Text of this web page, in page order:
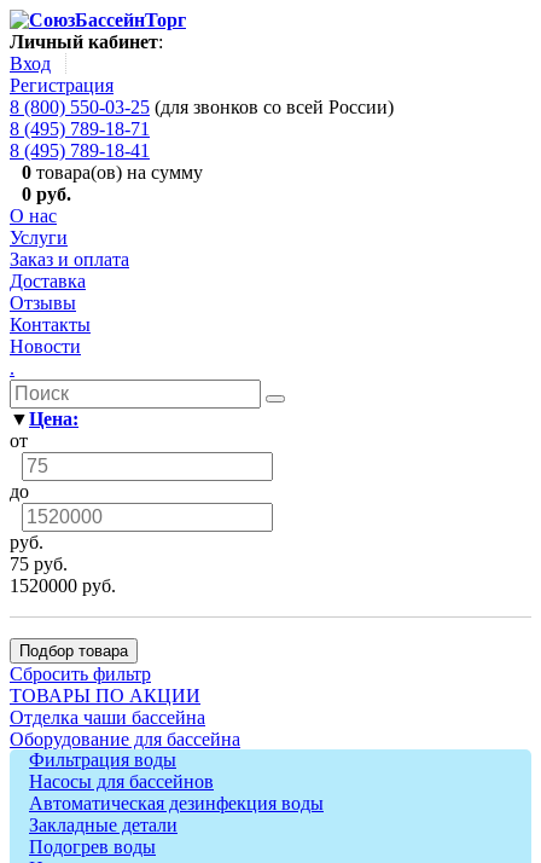
Личный кабинет:
Вход
Регистрация
8 (800) 550-03-25 (для звонков со всей России)
8 (495) 789-18-71
8 (495) 789-18-41
0 товара(ов) на сумму
0 руб.
О нас
Услуги
Заказ и оплата
Доставка
Отзывы
Контакты
Новости
.
▼Цена:
от
до
руб.
75 руб.
1520000 руб.
Подбор товара
Сбросить фильтр
ТОВАРЫ ПО АКЦИИ
Отделка чаши бассейна
Оборудование для бассейна
Фильтрация воды
Насосы для бассейнов
Автоматическая дезинфекция воды
Закладные детали
Подогрев воды